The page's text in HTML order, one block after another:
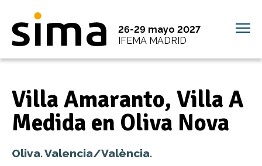
26-29 mayo 2027
IFEMA MADRID
Villa Amaranto, Villa A
Medida en Oliva Nova
Oliva. Valencia/València.